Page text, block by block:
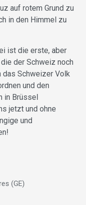
auf rotem Grund zu
in den Himmel zu
ist die erste, aber
der Schweiz noch
Schweizer Volk
und den
in Brüssel
jetzt und ohne
und
(GE)